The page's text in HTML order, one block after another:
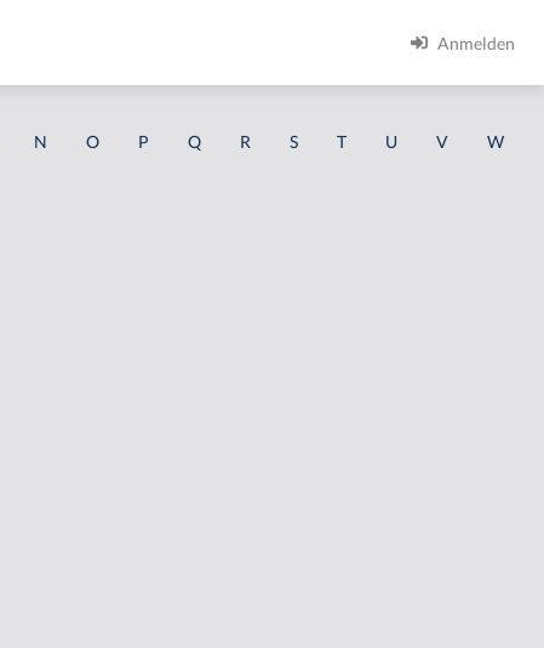
Anmelden
N O P Q R S T U V W